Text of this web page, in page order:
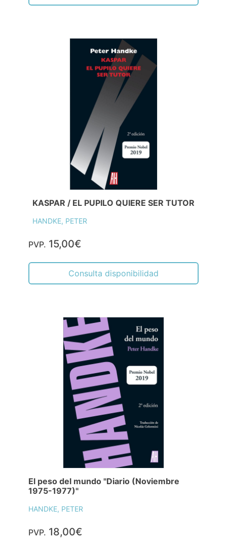
KASPAR / EL PUPILO QUIERE SER TUTOR
HANDKE, PETER
PVP. 15,00€
Consulta disponibilidad
El peso del mundo "Diario (Noviembre
1975-1977)"
HANDKE, PETER
PVP. 18,00€